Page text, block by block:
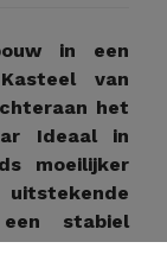
in een
van
het
Ideaal in
moeilijker
een stabiel
bereikbare